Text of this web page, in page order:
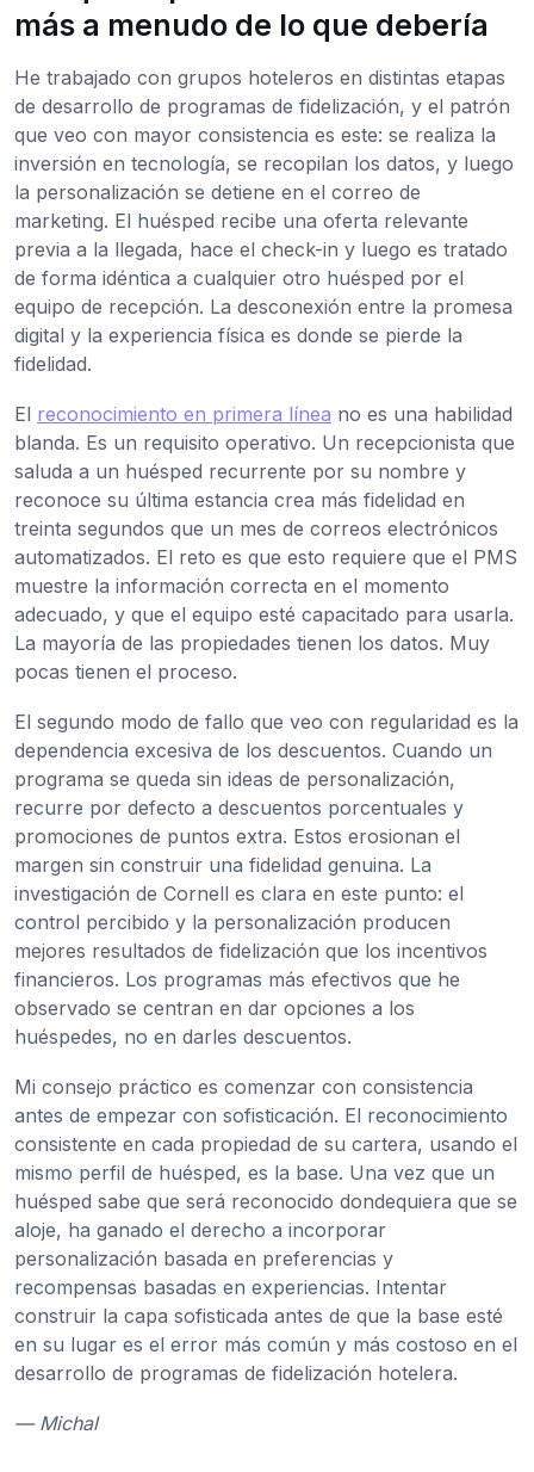
más a menudo de lo que debería
He trabajado con grupos hoteleros en distintas etapas
de desarrollo de programas de fidelización, y el patrón
que veo con mayor consistencia es este: se realiza la
inversión en tecnología, se recopilan los datos, y luego
la personalización se detiene en el correo de
marketing. El huésped recibe una oferta relevante
previa a la llegada, hace el check-in y luego es tratado
de forma idéntica a cualquier otro huésped por el
equipo de recepción. La desconexión entre la promesa
digital y la experiencia física es donde se pierde la
fidelidad.
El reconocimiento en primera línea no es una habilidad
blanda. Es un requisito operativo. Un recepcionista que
saluda a un huésped recurrente por su nombre y
reconoce su última estancia crea más fidelidad en
treinta segundos que un mes de correos electrónicos
automatizados. El reto es que esto requiere que el PMS
muestre la información correcta en el momento
adecuado, y que el equipo esté capacitado para usarla.
La mayoría de las propiedades tienen los datos. Muy
pocas tienen el proceso.
El segundo modo de fallo que veo con regularidad es la
dependencia excesiva de los descuentos. Cuando un
programa se queda sin ideas de personalización,
recurre por defecto a descuentos porcentuales y
promociones de puntos extra. Estos erosionan el
margen sin construir una fidelidad genuina. La
investigación de Cornell es clara en este punto: el
control percibido y la personalización producen
mejores resultados de fidelización que los incentivos
financieros. Los programas más efectivos que he
observado se centran en dar opciones a los
huéspedes, no en darles descuentos.
Mi consejo práctico es comenzar con consistencia
antes de empezar con sofisticación. El reconocimiento
consistente en cada propiedad de su cartera, usando el
mismo perfil de huésped, es la base. Una vez que un
huésped sabe que será reconocido dondequiera que se
aloje, ha ganado el derecho a incorporar
personalización basada en preferencias y
recompensas basadas en experiencias. Intentar
construir la capa sofisticada antes de que la base esté
en su lugar es el error más común y más costoso en el
desarrollo de programas de fidelización hotelera.
— Michal